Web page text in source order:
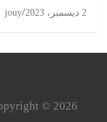
2 ديسمبر، 2023 jouy
© 2026